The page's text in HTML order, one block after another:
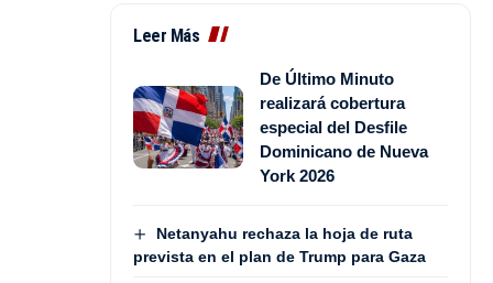
Leer Más
De Último Minuto
realizará cobertura
especial del Desfile
Dominicano de Nueva
York 2026
Netanyahu rechaza la hoja de ruta
prevista en el plan de Trump para Gaza